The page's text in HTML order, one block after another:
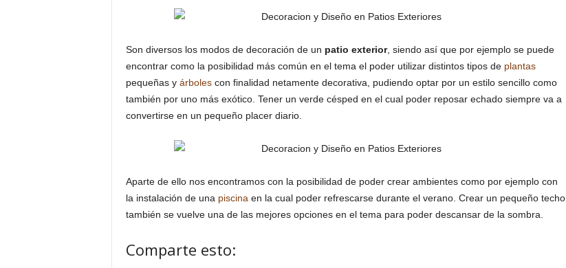
Son diversos los modos de decoración de un patio exterior, siendo así que por ejemplo se puede
encontrar como la posibilidad más común en el tema el poder utilizar distintos tipos de plantas
pequeñas y árbolescon finalidad netamente decorativa, pudiendo optar por un estilo sencillo como
también por uno más exótico. Tener un verde césped en el cual poder reposar echado siempre va a
convertirse en un pequeño placer diario.
Aparte de ello nos encontramos con la posibilidad de poder crear ambientes como por ejemplo con
la instalación de una piscina en la cual poder refrescarse durante el verano. Crear un pequeño techo
también se vuelve una de las mejores opciones en el tema para poder descansar de la sombra.
Comparte esto: